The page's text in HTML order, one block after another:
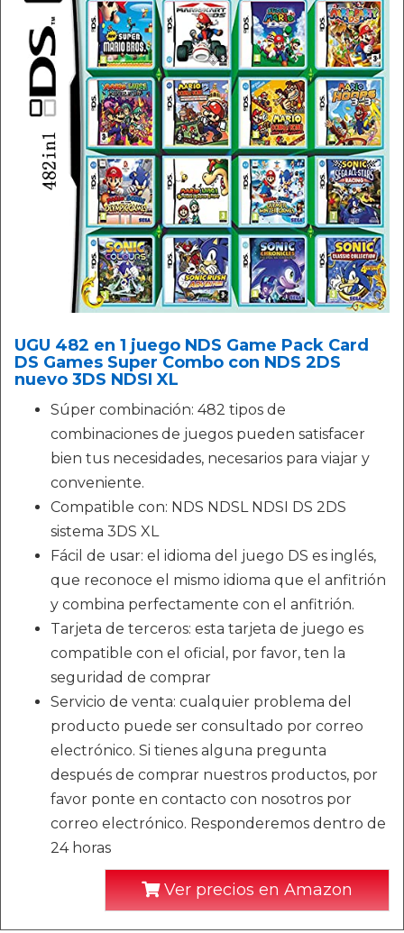
UGU 482 en 1 juego NDS Game Pack Card
DS Games Super Combo con NDS 2DS
nuevo 3DS NDSI XL
Súper combinación: 482 tipos de
combinaciones de juegos pueden satisfacer
bien tus necesidades, necesarios para viajar y
conveniente.
Compatible con: NDS NDSL NDSI DS 2DS
sistema 3DS XL
Fácil de usar: el idioma del juego DS es inglés,
que reconoce el mismo idioma que el anfitrión
y combina perfectamente con el anfitrión.
Tarjeta de terceros: esta tarjeta de juego es
compatible con el oficial, por favor, ten la
seguridad de comprar
Servicio de venta: cualquier problema del
producto puede ser consultado por correo
electrónico. Si tienes alguna pregunta
después de comprar nuestros productos, por
favor ponte en contacto con nosotros por
correo electrónico. Responderemos dentro de
24 horas
Ver precios en Amazon